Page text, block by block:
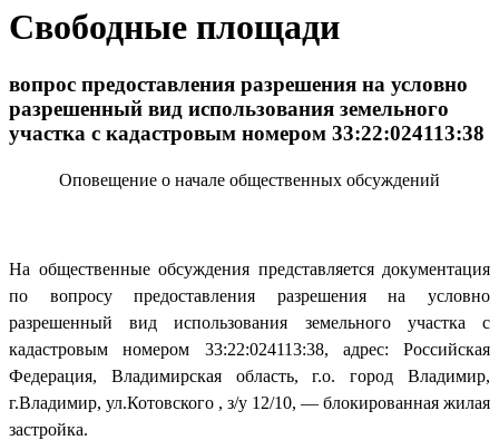
Свободные площади
вопрос предоставления разрешения на условно
разрешенный вид использования земельного
участка с кадастровым номером 33:22:024113:38
Оповещение о начале общественных обсуждений
На общественные обсуждения представляется документация
по вопросу предоставления разрешения на условно
разрешенный вид использования земельного участка с
кадастровым номером 33:22:024113:38, адрес: Российская
Федерация, Владимирская область, г.о. город Владимир,
г.Владимир, ул.Котовского , з/у 12/10, — блокированная жилая
застройка.